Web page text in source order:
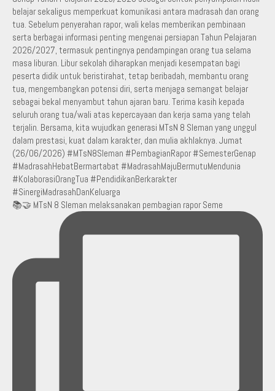
📚🤝 MTsN 8 Sleman melaksanakan pembagian rapor Seme